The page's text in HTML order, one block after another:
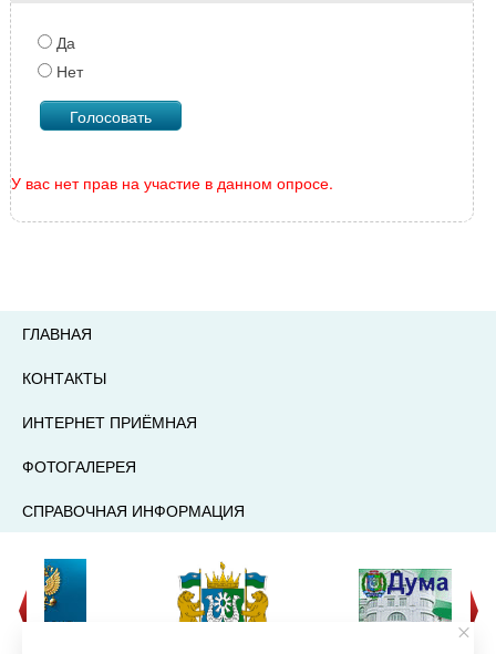
Да
Нет
У вас нет прав на участие в данном опросе.
ГЛАВНАЯ
КОНТАКТЫ
ИНТЕРНЕТ ПРИЁМНАЯ
ФОТОГАЛЕРЕЯ
СПРАВОЧНАЯ ИНФОРМАЦИЯ